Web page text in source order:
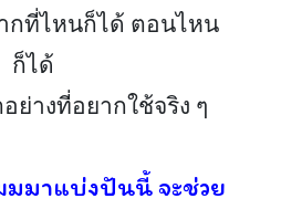
กที่ไหนก็ได้ ตอนไหน
ก็ได้
ย่างที่อยากใช้จริง ๆ
มมาแบ่งปันนี้ จะช่วย